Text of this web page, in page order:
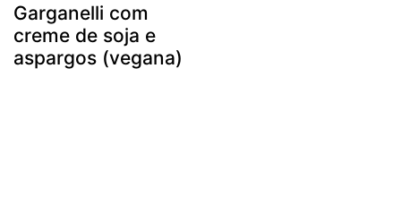
Garganelli com
creme de soja e
aspargos (vegana)